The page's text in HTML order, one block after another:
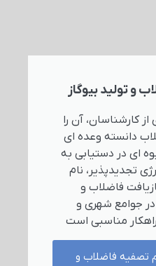
بیوگاز
آن را
وعده ای
در دستیابی به
نام
فاضلاب و
شهری و
مناسبی است
فاضلاب و